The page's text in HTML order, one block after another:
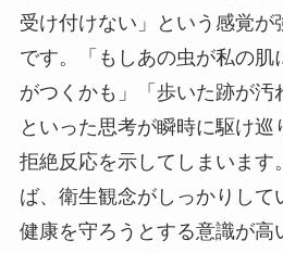
受け付けない」という感覚が
です。「もしあの虫が私の肌
がつくかも」「歩いた跡が汚
といった思考が瞬時に駆け巡
拒絶反応を示してしまいます
ば、衛生観念がしっかりして
健康を守ろうとする意識が高